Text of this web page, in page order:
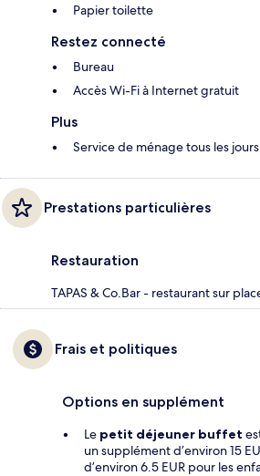
Papier toilette
Restez connecté
Bureau
Accès Wi-Fi à Internet gratuit
Plus
Service de ménage tous les jours
Prestations particulières
Restauration
TAPAS & Co.Bar - restaurant sur
Frais et politiques
Options en supplément
Le petit déjeuner buffet
un supplément d’environ 15
d’environ 6.5 EUR pour les